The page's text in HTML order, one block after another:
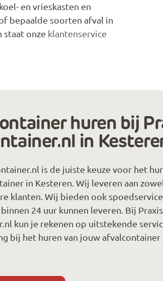
en vrieskasten en
bepaalde soorten afval in
staat onze klantenservice
huren bij
in
is de juiste keuze voor het
in Kesteren. Wij leveren aan
klanten. Wij bieden ook
24 uur kunnen leveren. Bij
kun je rekenen op uitstekende
bij het huren van jouw afvalcontainer